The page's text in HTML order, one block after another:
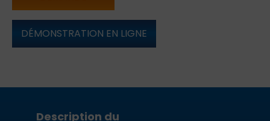
DÉMONSTRATION EN LIGNE
Description du